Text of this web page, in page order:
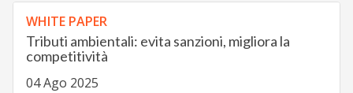
WHITE PAPER
Tributi ambientali: evita sanzioni, migliora la
competitività
04 Ago 2025